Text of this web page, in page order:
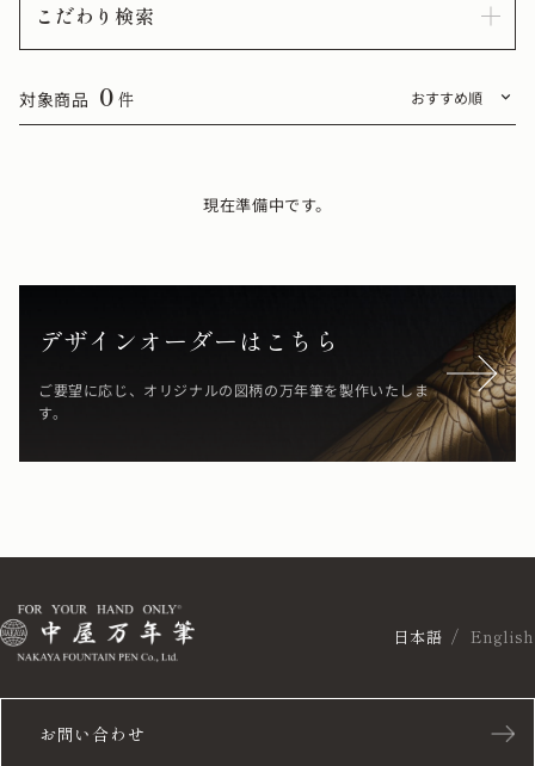
こだわり検索
対象商品 0 件
現在準備中です。
デザインオーダーはこちら
ご要望に応じ、オリジナルの図柄の万年筆を製作いたしま
す。
お問い合わせ
日本語 English